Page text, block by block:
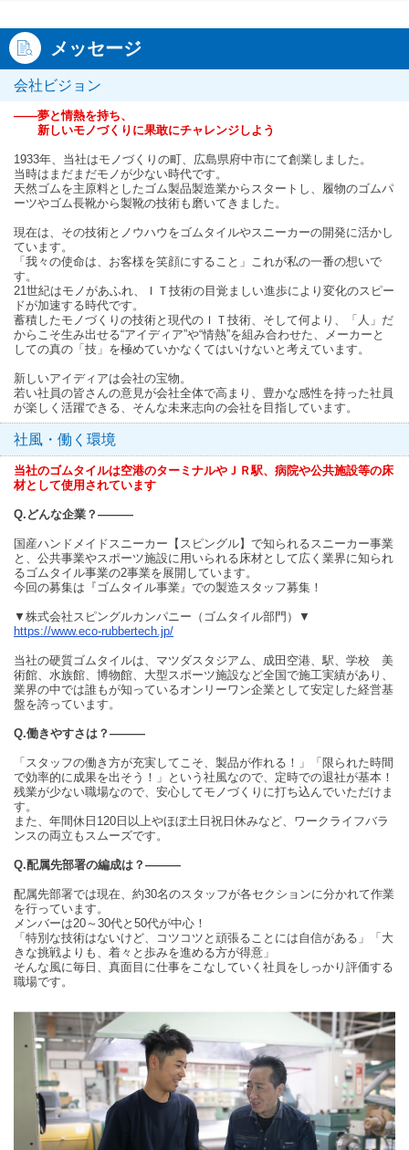
メッセージ
会社ビジョン
――夢と情熱を持ち、
新しいモノづくりに果敢にチャレンジしよう
1933年、当社はモノづくりの町、広島県府中市にて創業しました。
当時はまだまだモノが少ない時代です。
天然ゴムを主原料としたゴム製品製造業からスタートし、履物のゴムパ
ーツやゴム長靴から製靴の技術も磨いてきました。
現在は、その技術とノウハウをゴムタイルやスニーカーの開発に活かし
ています。
「我々の使命は、お客様を笑顔にすること」これが私の一番の想いで
す。
21世紀はモノがあふれ、ＩＴ技術の目覚ましい進歩により変化のスピー
ドが加速する時代です。
蓄積したモノづくりの技術と現代のＩＴ技術、そして何より、「人」だ
からこそ生み出せる“アイディア”や“情熱”を組み合わせた、メーカーと
しての真の「技」を極めていかなくてはいけないと考えています。
新しいアイディアは会社の宝物。
若い社員の皆さんの意見が会社全体で高まり、豊かな感性を持った社員
が楽しく活躍できる、そんな未来志向の会社を目指しています。
社風・働く環境
当社のゴムタイルは空港のターミナルやＪＲ駅、病院や公共施設等の床
材として使用されています
Q.どんな企業？―――
国産ハンドメイドスニーカー【スピングル】で知られるスニーカー事業
と、公共事業やスポーツ施設に用いられる床材として広く業界に知られ
るゴムタイル事業の2事業を展開しています。
今回の募集は『ゴムタイル事業』での製造スタッフ募集！
▼株式会社スピングルカンパニー（ゴムタイル部門）▼
https://www.eco-rubbertech.jp/
当社の硬質ゴムタイルは、マツダスタジアム、成田空港、駅、学校 美
術館、水族館、博物館、大型スポーツ施設など全国で施工実績があり、
業界の中では誰もが知っているオンリーワン企業として安定した経営基
盤を誇っています。
Q.働きやすさは？―――
「スタッフの働き方が充実してこそ、製品が作れる！」「限られた時間
で効率的に成果を出そう！」という社風なので、定時での退社が基本！
残業が少ない職場なので、安心してモノづくりに打ち込んでいただけま
す。
また、年間休日120日以上やほぼ土日祝日休みなど、ワークライフバラ
ンスの両立もスムーズです。
Q.配属先部署の編成は？―――
配属先部署では現在、約30名のスタッフが各セクションに分かれて作業
を行っています。
メンバーは20～30代と50代が中心！
「特別な技術はないけど、コツコツと頑張ることには自信がある」「大
きな挑戦よりも、着々と歩みを進める方が得意」
そんな風に毎日、真面目に仕事をこなしていく社員をしっかり評価する
職場です。